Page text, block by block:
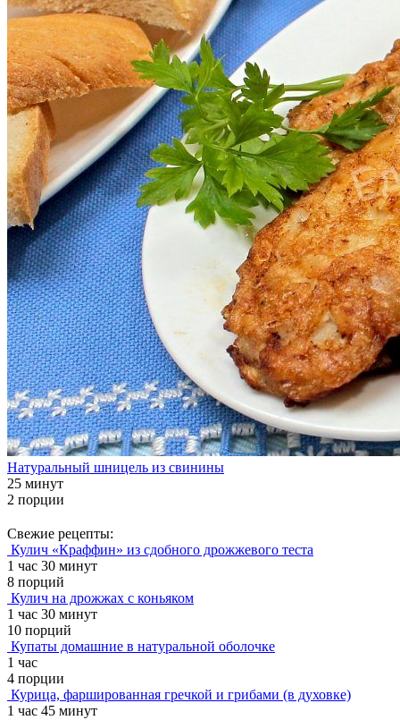
Натуральный шницель из свинины
25 минут
2 порции
Свежие рецепты:
Кулич «Краффин» из сдобного дрожжевого теста
1 час 30 минут
8 порций
Кулич на дрожжах с коньяком
1 час 30 минут
10 порций
Купаты домашние в натуральной оболочке
1 час
4 порции
Курица, фаршированная гречкой и грибами (в духовке)
1 час 45 минут